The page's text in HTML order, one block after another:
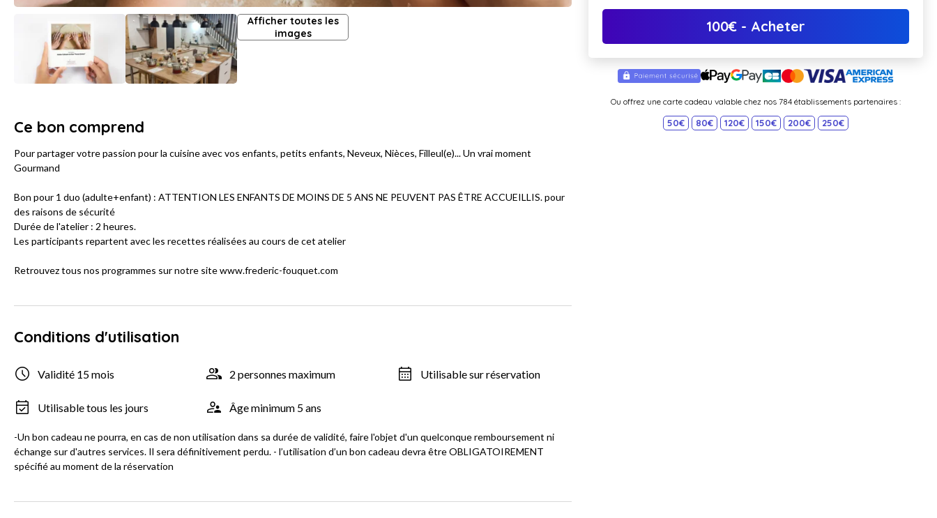
Afficher toutes les
images
100€ - Acheter
Ou offrez une carte cadeau valable chez nos 784 établissements partenaires :
50€ 80€ 120€ 150€ 200€ 250€
Ce bon comprend
Pour partager votre passion pour la cuisine avec vos enfants, petits enfants, Neveux, Nièces, Filleul(e)... Un vrai moment
Gourmand
Bon pour 1 duo (adulte+enfant) : ATTENTION LES ENFANTS DE MOINS DE 5 ANS NE PEUVENT PAS ÊTRE ACCUEILLIS. pour
des raisons de sécurité
Durée de l'atelier : 2 heures.
Les participants repartent avec les recettes réalisées au cours de cet atelier
Retrouvez tous nos programmes sur notre site www.frederic-fouquet.com
Conditions d'utilisation
Validité 15 mois 2 personnes maximum Utilisable sur réservation
Utilisable tous les jours Âge minimum 5 ans
-Un bon cadeau ne pourra, en cas de non utilisation dans sa durée de validité, faire l'objet d'un quelconque remboursement ni
échange sur d'autres services. Il sera définitivement perdu. - l’utilisation d’un bon cadeau devra être OBLIGATOIREMENT
spécifié au moment de la réservation